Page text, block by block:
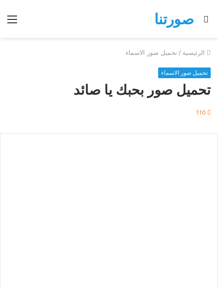
صورتنا
بحث
الرئيسية / تحميل صور الاسماء
تحميل صور الاسماء
تحميل صور بحبك يا صائد
110